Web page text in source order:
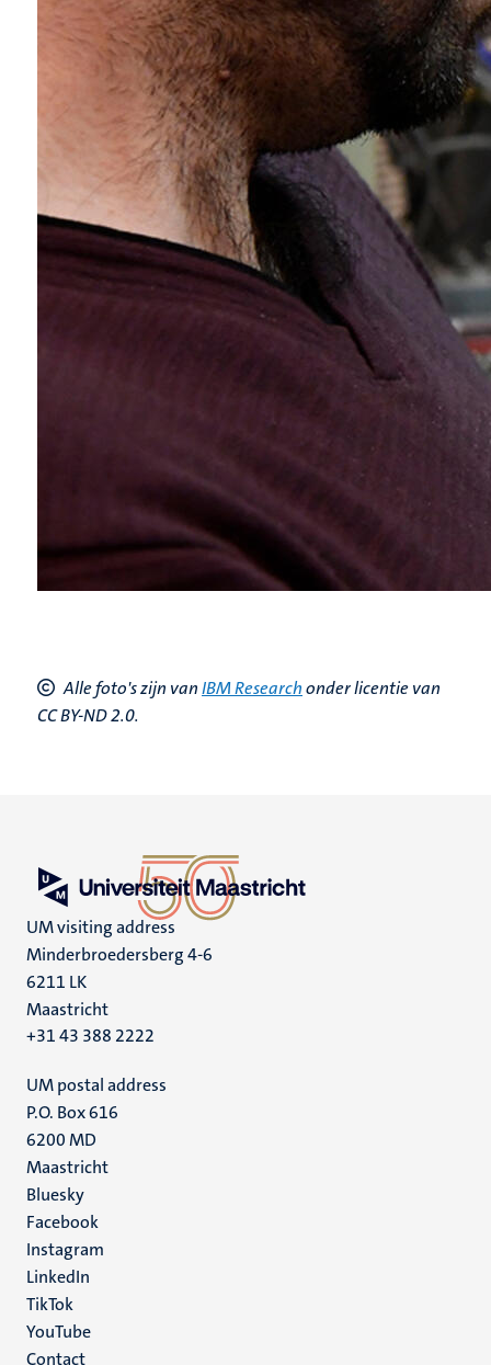
Allefoto's zijn vanIBM Researchonder licentie van
CC BY-ND 2.0.
UM visiting address
Minderbroedersberg 4-6
6211 LK
Maastricht
+31 43 388 2222
UM postal address
P.O. Box 616
6200 MD
Maastricht
Social
media
Bluesky
Facebook
Instagram
LinkedIn
TikTok
YouTube
Contact